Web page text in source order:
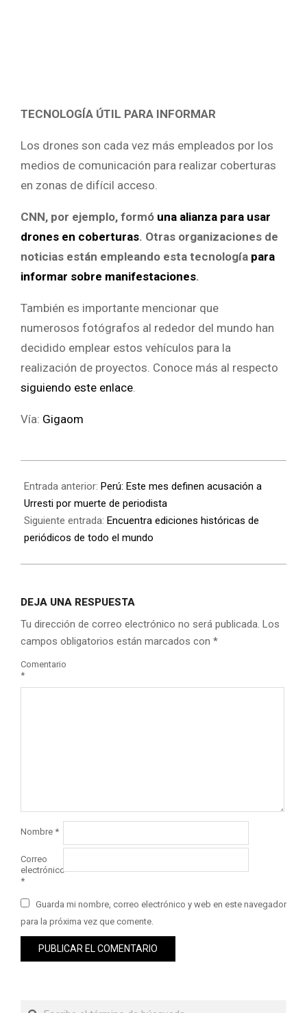
TECNOLOGÍA ÚTIL PARA INFORMAR
Los drones son cada vez más empleados por los
medios de comunicación para realizar coberturas
en zonas de difícil acceso.
CNN, por ejemplo, formó una alianza para usar
drones en coberturas. Otras organizaciones de
noticias están empleando esta tecnología para
informar sobre manifestaciones.
También es importante mencionar que
numerosos fotógrafos al rededor del mundo han
decidido emplear estos vehículos para la
realización de proyectos. Conoce más al respecto
siguiendo este enlace
Vía: Gigaom
Entrada anterior: Perú: Este mes definen acusación a
Urresti por muerte de periodista
Siguiente entrada: Encuentra ediciones históricas de
periódicos de todo el mundo
DEJA UNA RESPUESTA
Tu dirección de correo electrónico no será publicada. Los
campos obligatorios están marcados con *
Comentario
*
Nombre *
Correo
electrónico
*
Guarda mi nombre, correo electrónico y web en este navegador
para la próxima vez que comente.